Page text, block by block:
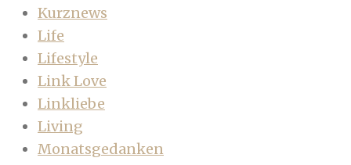
Kurznews
Life
Lifestyle
Link Love
Linkliebe
Living
Monatsgedanken